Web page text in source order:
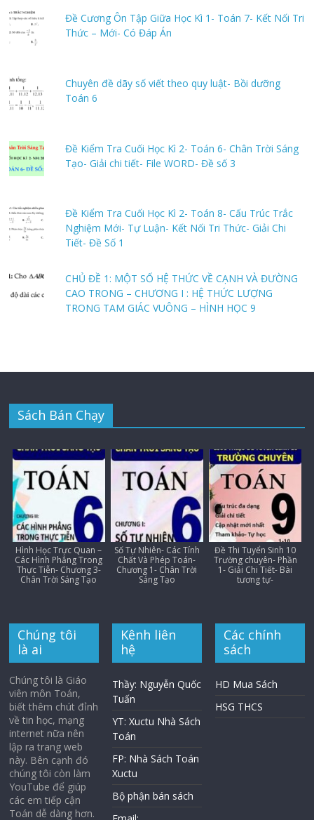
Đề Cương Ôn Tập Giữa Học Kì 1- Toán 7- Kết Nối Tri
Thức – Mới- Có Đáp Án
Chuyên đề dãy số viết theo quy luật- Bồi dưỡng
Toán 6
Đề Kiểm Tra Cuối Học Kì 2- Toán 6- Chân Trời Sáng
Tạo- Giải chi tiết- File WORD- Đề số 3
Đề Kiểm Tra Cuối Học Kì 2- Toán 8- Cấu Trúc Trắc
Nghiệm Mới- Tự Luận- Kết Nối Tri Thức- Giải Chi
Tiết- Đề Số 1
CHỦ ĐỀ 1: MỘT SỐ HỆ THỨC VỀ CẠNH VÀ ĐƯỜNG
CAO TRONG – CHƯƠNG I : HỆ THỨC LƯỢNG
TRONG TAM GIÁC VUÔNG – HÌNH HỌC 9
Sách Bán Chạy
Hình Học Trực Quan –
Các Hình Phẳng Trong
Thực Tiễn- Chương 3-
Chân Trời Sáng Tạo
Số Tự Nhiên- Các Tính
Chất Và Phép Toán-
Chương 1- Chân Trời
Sáng Tạo
Đề Thi Tuyển Sinh 10
Trường chuyên- Phần
1- Giải Chi Tiết- Bài
tương tự-
Chúng tôi
là ai
Chúng tôi là Giáo
viên môn Toán,
biết thêm chút đỉnh
về tin học, mạng
internet nữa nên
lập ra trang web
này. Bên cạnh đó
chúng tôi còn làm
YouTube để giúp
các em tiếp cận
Toán dễ dàng hơn.
Kênh liên
hệ
Thầy: Nguyễn Quốc
Tuấn
YT: Xuctu Nhà Sách
Toán
FP: Nhà Sách Toán
Xuctu
Bộ phận bán sách
Các chính
sách
HD Mua Sách
HSG THCS